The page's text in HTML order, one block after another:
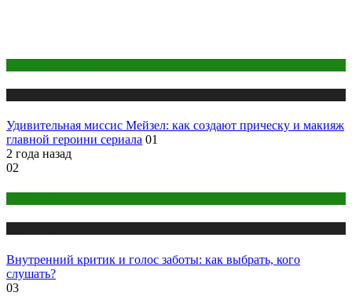
Удивительная миссис Мейзел: как создают прическу и макияж
главной героини сериала 01
2 года назад
02
Внутренний критик и голос заботы: как выбрать, кого
слушать?
03